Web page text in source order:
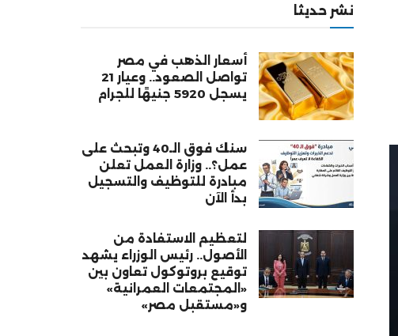
نشر حديثا
أسعار الذهب في مصر
تواصل الصعود.. وعيار 21
يسجل 5920 جنيهًا للجرام
سنك فوق الـ40 وتبحث على
عمل؟.. وزارة العمل تعلن
مبادرة للتوظيف والتسجيل
بدأ الآن
لتعظيم الاستفادة من
الأصول.. رئيس الوزراء يشهد
توقيع بروتوكول تعاون بين
«المجتمعات العمرانية»
و«مستقبل مصر»